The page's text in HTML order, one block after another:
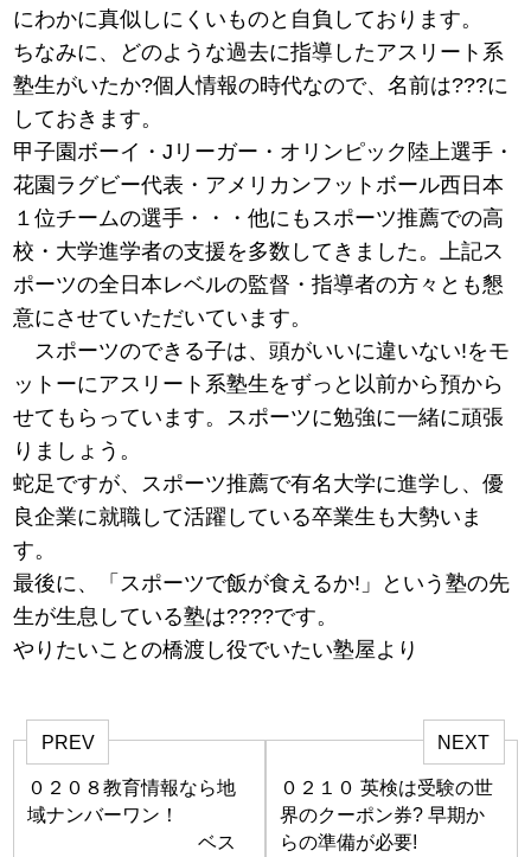
にわかに真似しにくいものと自負しております。
ちなみに、どのような過去に指導したアスリート系
塾生がいたか?個人情報の時代なので、名前は???に
しておきます。
甲子園ボーイ・Jリーガー・オリンピック陸上選手・
花園ラグビー代表・アメリカンフットボール西日本
１位チームの選手・・・他にもスポーツ推薦での高
校・大学進学者の支援を多数してきました。上記ス
ポーツの全日本レベルの監督・指導者の方々とも懇
意にさせていただいています。
スポーツのできる子は、頭がいいに違いない!をモ
ットーにアスリート系塾生をずっと以前から預から
せてもらっています。スポーツに勉強に一緒に頑張
りましょう。
蛇足ですが、スポーツ推薦で有名大学に進学し、優
良企業に就職して活躍している卒業生も大勢いま
す。
最後に、「スポーツで飯が食えるか!」という塾の先
生が生息している塾は????です。
やりたいことの橋渡し役でいたい塾屋より
PREV
０２０８教育情報なら地
域ナンバーワン！
ベス
NEXT
０２１０ 英検は受験の世
界のクーポン券? 早期か
らの準備が必要!